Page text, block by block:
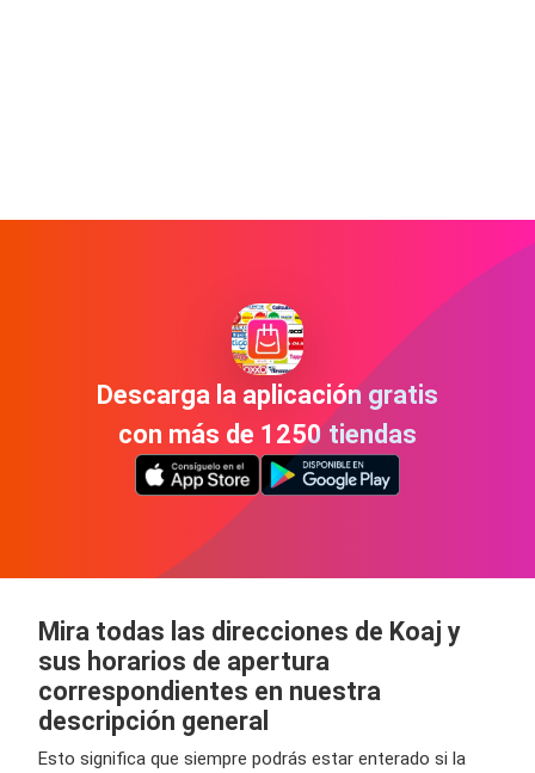
Descarga la aplicación gratis
con más de 1250 tiendas
Mira todas las direcciones de Koaj y
sus horarios de apertura
correspondientes en nuestra
descripción general
Esto significa que siempre podrás estar enterado si la